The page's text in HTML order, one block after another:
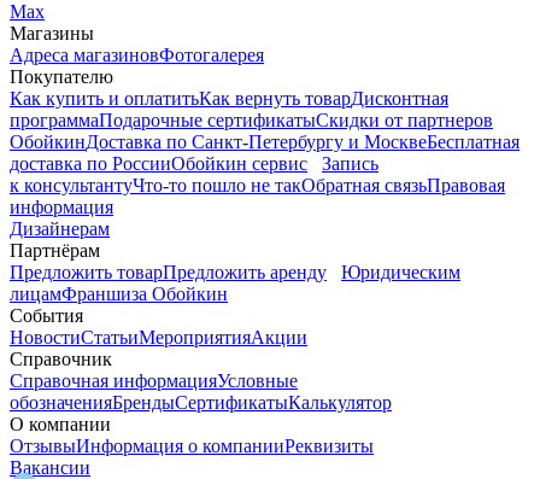
Max
Магазины
Адреса магазиновФотогалерея
Покупателю
Как купить и оплатитьКак вернуть товарДисконтная
программаПодарочные сертификатыСкидки от партнеров
ОбойкинДоставка по Санкт-Петербургу и МосквеБесплатная
доставка по РоссииОбойкин сервис
Запись
к консультантуЧто-то пошло не такОбратная связьПравовая
информация
Дизайнерам
Партнёрам
Предложить товарПредложить аренду
Юридическим
лицамФраншиза Обойкин
События
НовостиСтатьиМероприятияАкции
Справочник
Справочная информацияУсловные
обозначенияБрендыСертификатыКалькулятор
О компании
ОтзывыИнформация о компанииРеквизиты
Вакансии